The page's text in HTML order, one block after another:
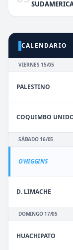
CALENDARIO
VIERNES 15/05
PALESTINO
COQUIMBO
SÁBADO 16/05
O'HIGGINS
D. LIMACHE
DOMINGO 17/05
HUACHIPATO